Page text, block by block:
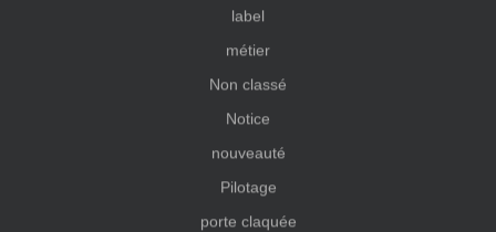
label
métier
Non classé
Notice
nouveauté
Pilotage
porte claquée